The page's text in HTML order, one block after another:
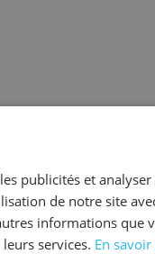
publicités et
de notre site
informations que
services. En